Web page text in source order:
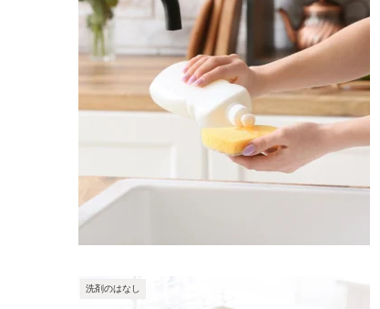
洗剤のはなし